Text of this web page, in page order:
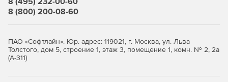
Окно «Локальная смета»
Переключение метода расчета: базисно-индексный,
8 (800) 200-08-60
ПАО «Софтлайн». Юр. адрес: 119021, г. Москва, ул. Льва
Толстого, дом 5, строение 1, этаж 3, помещение 1, комн. № 2, 2а
(А-311)